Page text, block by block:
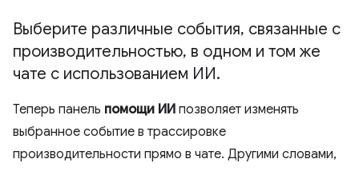
Выберите различные события, связанные с
производительностью, в одном и том же
чате с использованием ИИ.
Теперь панель помощи ИИ позволяет изменять
выбранное событие в трассировке
производительности прямо в чате. Другими словами,